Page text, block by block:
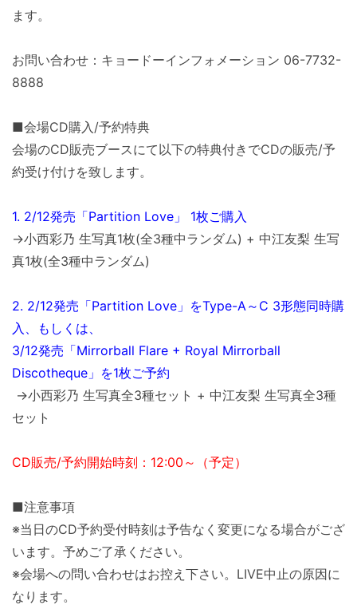
ます。
お問い合わせ：キョードーインフォメーション 06-7732-
8888
■会場CD購入/予約特典
会場のCD販売ブースにて以下の特典付きでCDの販売/予
約受け付けを致します。
1. 2/12発売「Partition Love」 1枚ご購入
→小西彩乃 生写真1枚(全3種中ランダム) + 中江友梨 生写
真1枚(全3種中ランダム)
2. 2/12発売「Partition Love」をType-A～C 3形態同時購
入、もしくは、
3/12発売「Mirrorball Flare + Royal Mirrorball
Discotheque」を1枚ご予約
→小西彩乃 生写真全3種セット + 中江友梨 生写真全3種
セット
CD販売/予約開始時刻：12:00～（予定）
■注意事項
※当日のCD予約受付時刻は予告なく変更になる場合がござ
います。予めご了承ください。
※会場への問い合わせはお控え下さい。LIVE中止の原因に
なります。